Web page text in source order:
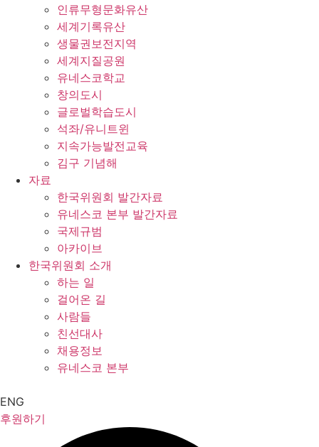
인류무형문화유산
세계기록유산
생물권보전지역
세계지질공원
유네스코학교
창의도시
글로벌학습도시
석좌/유니트윈
지속가능발전교육
김구 기념해
자료
한국위원회 발간자료
유네스코 본부 발간자료
국제규범
아카이브
한국위원회 소개
하는 일
걸어온 길
사람들
친선대사
채용정보
유네스코 본부
ENG
후원하기